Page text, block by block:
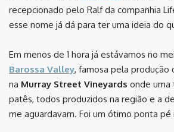
recepcionado pelo Ralf da companhia
esse nome já dá para ter uma ideia do
Em menos de 1 hora já estávamos no
Barossa Valley, famosa pela produção
na Murray Street Vineyards onde uma
patês, todos produzidos na região e a
me aguardavam. Foi um ótimo ponta pé